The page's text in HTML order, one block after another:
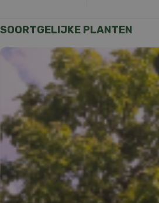
SOORTGELIJKE PLANTEN